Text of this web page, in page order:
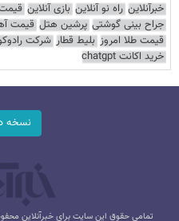
خبرآنلاین راه نو آنلاین بازی آنلاین
جراح بینی گوشتی پرشین هتل قیمت
قیمت طلا امروز بلیط قطار شرکت
خرید اکانت chatgpt
نسخه
تمامی حقوق این سایت برای خبرآنلاین